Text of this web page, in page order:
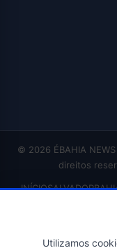
© 2026 ÉBAHIA NEWS
direitos
INÍCIOSALVADOR
Utilizamos